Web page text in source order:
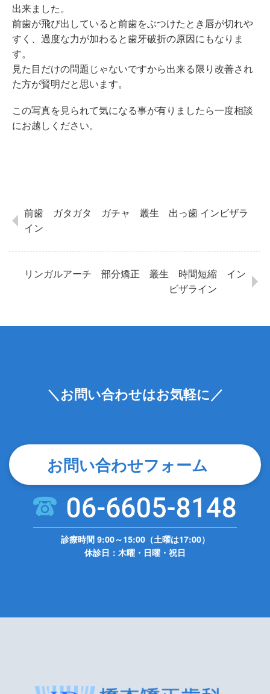
出来ました。
前歯が飛び出していると前歯をぶつけたとき唇が切れや
すく、過度な力が加わると歯牙破折の原因にもなりま
す。
見た目だけの問題じゃないですから出来る限り改善され
た方が賢明だと思います。
この写真を見られて気になる事が有りましたら一度相談
にお越しください。
前歯 ガタガタ ガチャ 叢生 出っ歯 インビザラ
イン
リンガルアーチ 部分矯正 叢生 時間短縮 イン
ビザライン
＼お問い合わせはお気軽に／
お問い合わせフォーム
診療時間 9:00～15:00（土曜は17:00）
休診日：木曜・日曜・祝日